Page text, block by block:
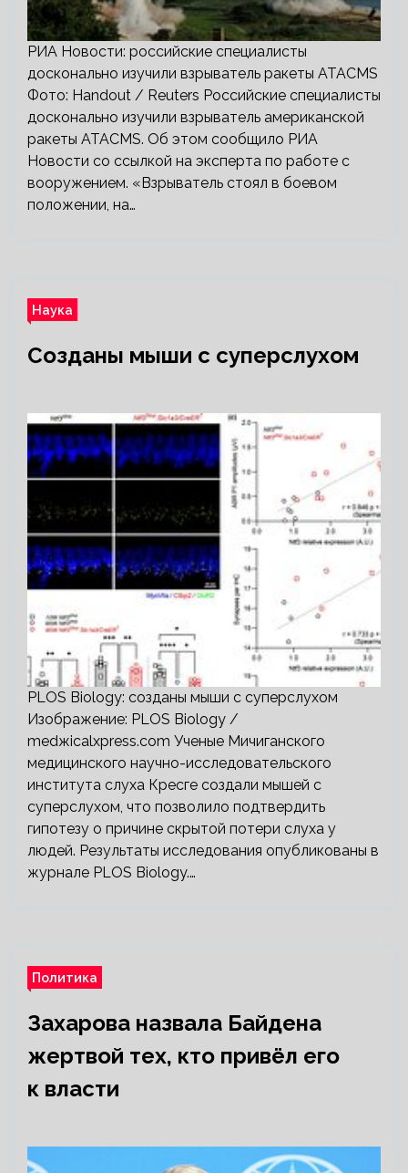
РИА Новости: российские специалисты
досконально изучили взрыватель ракеты ATACMS
Фото: Handout / Reuters Российские специалисты
досконально изучили взрыватель американской
ракеты ATACMS. Об этом сообщило РИА
Новости со ссылкой на эксперта по работе с
вооружением. «Взрыватель стоял в боевом
положении, на…
Наука
Созданы мыши с суперслухом
PLOS Biology: созданы мыши с суперслухом
Изображение: PLOS Biology /
medжicalxpress.com Ученые Мичиганского
медицинского научно-исследовательского
института слуха Кресге создали мышей с
суперслухом, что позволило подтвердить
гипотезу о причине скрытой потери слуха у
людей. Результаты исследования опубликованы в
журнале PLOS Biology.…
Политика
Захарова назвала Байдена
жертвой тех, кто привёл его
к власти